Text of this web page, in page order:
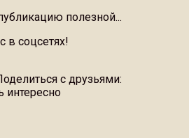
полезной...
в соцсетях!
с друзьями: